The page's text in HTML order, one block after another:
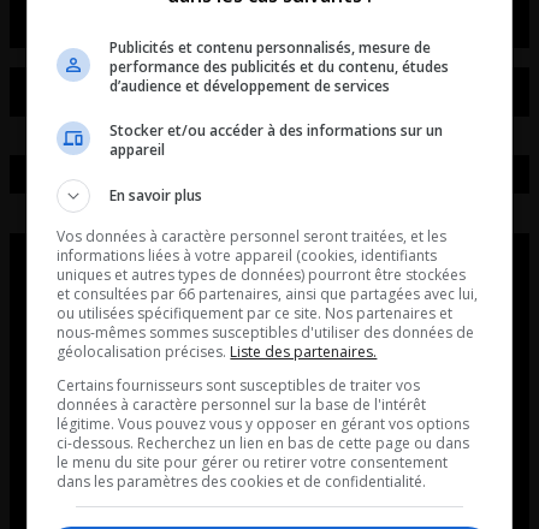
Publicités et contenu personnalisés, mesure de
performance des publicités et du contenu, études
d’audience et développement de services
Stocker et/ou accéder à des informations sur un
appareil
En savoir plus
Vos données à caractère personnel seront traitées, et les
informations liées à votre appareil (cookies, identifiants
uniques et autres types de données) pourront être stockées
et consultées par 66 partenaires, ainsi que partagées avec lui,
ou utilisées spécifiquement par ce site. Nos partenaires et
nous-mêmes sommes susceptibles d'utiliser des données de
géolocalisation précises. Liste des partenaires.
Certains fournisseurs sont susceptibles de traiter vos
données à caractère personnel sur la base de l'intérêt
légitime. Vous pouvez vous y opposer en gérant vos options
ci-dessous. Recherchez un lien en bas de cette page ou dans
le menu du site pour gérer ou retirer votre consentement
dans les paramètres des cookies et de confidentialité.